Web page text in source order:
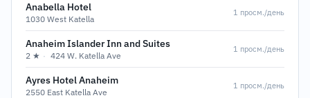
Anabella Hotel
1030 West Katella
1 просм./день
Anaheim Islander Inn and Suites
2 ★ · 424 W. Katella Ave
1 просм./день
Ayres Hotel Anaheim
2550 East Katella Ave
1 просм./день